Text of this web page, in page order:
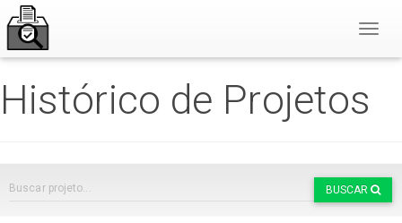
Histórico de Projetos
BUSCAR